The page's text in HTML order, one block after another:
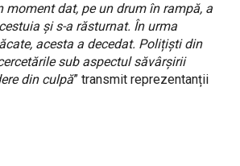
moment dat, pe un drum în rampă, a
și s-a răsturnat. În urma
acesta a decedat. Polițiști din
sub aspectul săvârșirii
din culpă” transmit reprezentanții